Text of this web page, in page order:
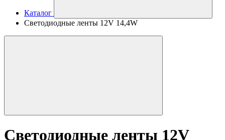
Каталог
Светодиодные ленты 12V 14,4W
Светодиодные ленты 12V